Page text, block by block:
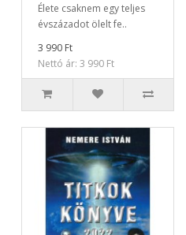
Élete csaknem egy teljes
évszázadot ölelt fe..
3 990 Ft
Nettó ár: 3 990 Ft